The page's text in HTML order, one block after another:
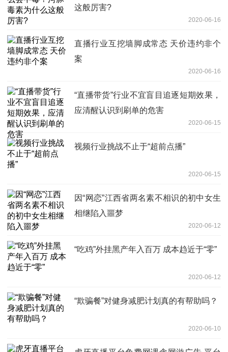
这般厉害?
2020-06-16
直播行业互挖墙脚成常态 天价违约非个
案
2020-06-16
“直播带货”行业不宜盲目追逐短期效果，
应清醒认识到刷单的危害
2020-06-15
视频行业挑战不止于“超前点播”
2020-06-15
因“网恋”江西省两名素不相识的初中女生
相继陷入噩梦
2020-06-12
“吃鸡”外挂黑产年入百万 成本趋近于“零”
2020-06-12
“欺骗餐”对健身减肥计划真的有帮助吗？
2020-06-10